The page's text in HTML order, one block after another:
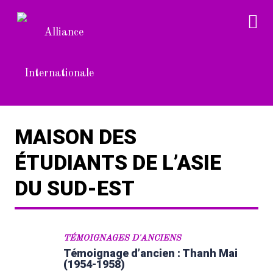
MAISON DES
ÉTUDIANTS DE L’ASIE
DU SUD-EST
TÉMOIGNAGES D'ANCIENS
Témoignage d’ancien : Thanh Mai
(1954-1958)